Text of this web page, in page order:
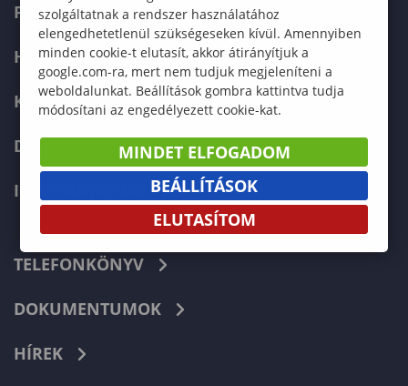
FELVÉTELIZŐKNEK
HALLGATÓKNAK
KÉPZÉSEK
DOKTORI ISKOLA
INTERNATIONAL
TELEFONKÖNYV
DOKUMENTUMOK
HÍREK
szolgáltatnak a rendszer használatához
elengedhetetlenül szükségeseken kívül. Amennyiben
minden cookie-t elutasít, akkor átirányítjuk a
google.com-ra, mert nem tudjuk megjeleníteni a
weboldalunkat. Beállítások gombra kattintva tudja
módosítani az engedélyezett cookie-kat.
MINDET ELFOGADOM
BEÁLLÍTÁSOK
ELUTASÍTOM